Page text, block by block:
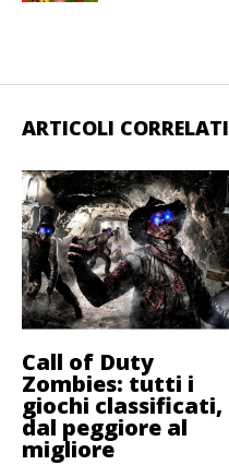
ARTICOLI CORRELATI
Call of Duty
Zombies: tutti i
giochi classificati,
dal peggiore al
migliore